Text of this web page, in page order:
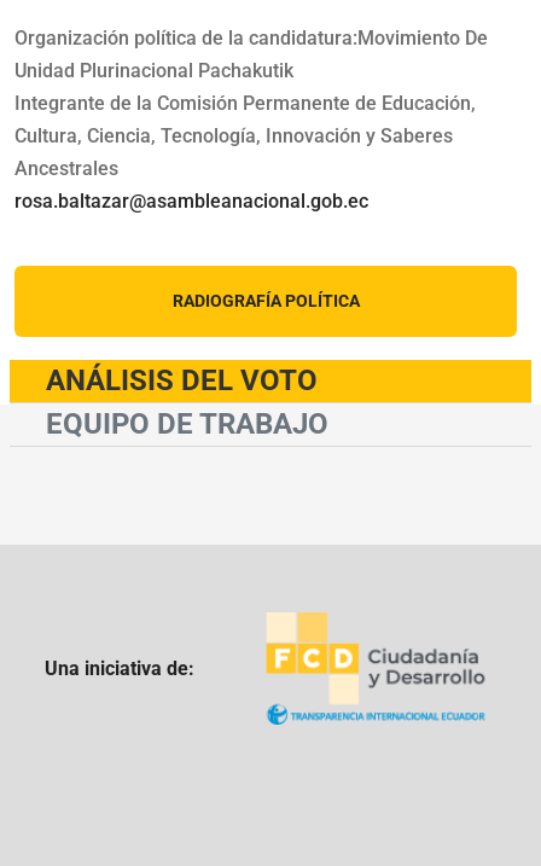
Organización política de la candidatura:Movimiento De
Unidad Plurinacional Pachakutik
Integrante de la Comisión Permanente de Educación,
Cultura, Ciencia, Tecnología, Innovación y Saberes
Ancestrales
rosa.baltazar@asambleanacional.gob.ec
RADIOGRAFÍA POLÍTICA
ANÁLISIS DEL VOTO
EQUIPO DE TRABAJO
Una iniciativa de: